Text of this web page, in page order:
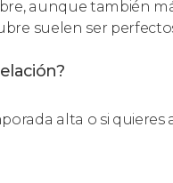
aunque también
suelen ser
alta o si quieres